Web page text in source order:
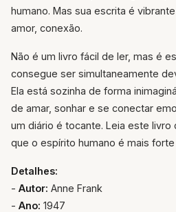
humano. Mas sua escrita é
amor, conexão.
Não é um livro fácil de ler, mas é
consegue ser simultaneamente
Ela está sozinha de forma
de amar, sonhar e se conectar
um diário é tocante. Leia este livro
que o espírito humano é mais
Detalhes:
- Autor: Anne Frank
- Ano: 1947